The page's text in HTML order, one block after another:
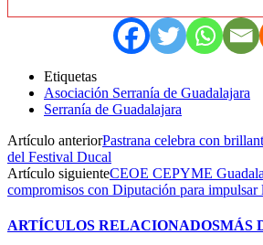
Etiquetas
Asociación Serranía de Guadalajara
Serranía de Guadalajara
Artículo anteriorPastrana celebra con
del Festival Ducal
Artículo siguienteCEOE CEPYME
compromisos con Diputación para impulsar
ARTÍCULOS RELACIONADOSMÁS